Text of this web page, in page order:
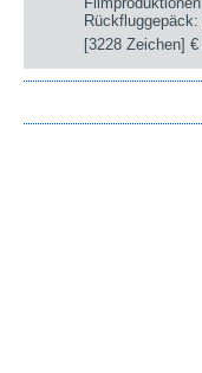
[3228 Zeichen]€